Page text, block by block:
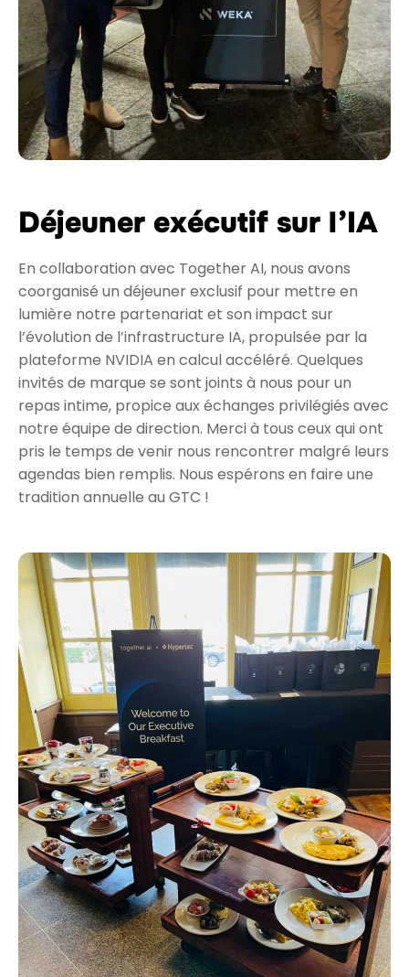
Déjeuner exécutif sur l’IA
En collaboration avec Together AI, nous avons
coorganisé un déjeuner exclusif pour mettre en
lumière notre partenariat et son impact sur
l’évolution de l’infrastructure IA, propulsée par la
plateforme NVIDIA en calcul accéléré. Quelques
invités de marque se sont joints à nous pour un
repas intime, propice aux échanges privilégiés avec
notre équipe de direction. Merci à tous ceux qui ont
pris le temps de venir nous rencontrer malgré leurs
agendas bien remplis. Nous espérons en faire une
tradition annuelle au GTC !